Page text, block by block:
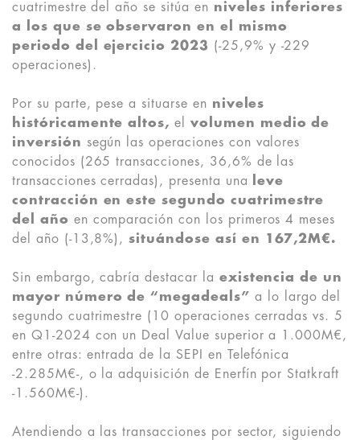
cuatrimestre del año se sitúa en niveles inferiores
a los que se observaron en el mismo
periodo del ejercicio 2023 (-25,9% y -229
operaciones).
Por su parte, pese a situarse en niveles
históricamente altos, elvolumen medio de
inversión según las operaciones con valores
conocidos (265 transacciones, 36,6% de las
transacciones cerradas), presenta una
leve
contracción en este segundo cuatrimestre
del año en comparación con los primeros 4 meses
del año (-13,8%),situándose así en 167,2M€.
Sin embargo, cabría destacar la existencia de un
mayor número de “megadeals” a lo largo del
segundo cuatrimestre (10 operaciones cerradas vs. 5
en Q1-2024 con un Deal Value superior a 1.000M€,
entre otras: entrada de la SEPI en Telefónica
-2.285M€-, o la adquisición de Enerfín por Statkraft
-1.560M€-).
Atendiendo a las transacciones por sector, siguiendo